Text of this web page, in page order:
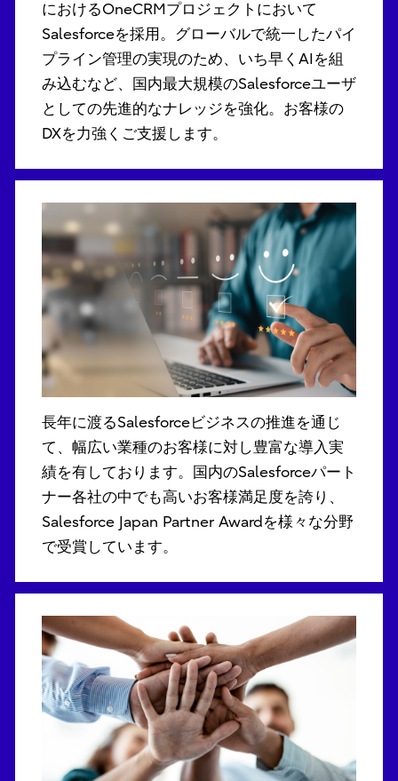
におけるOneCRMプロジェクトにおいて
Salesforceを採用。グローバルで統一したパイ
プライン管理の実現のため、いち早くAIを組
み込むなど、国内最大規模のSalesforceユーザ
としての先進的なナレッジを強化。お客様の
DXを力強くご支援します。
長年に渡るSalesforceビジネスの推進を通じ
て、幅広い業種のお客様に対し豊富な導入実
績を有しております。国内のSalesforceパート
ナー各社の中でも高いお客様満足度を誇り、
Salesforce Japan Partner Awardを様々な分野
で受賞しています。